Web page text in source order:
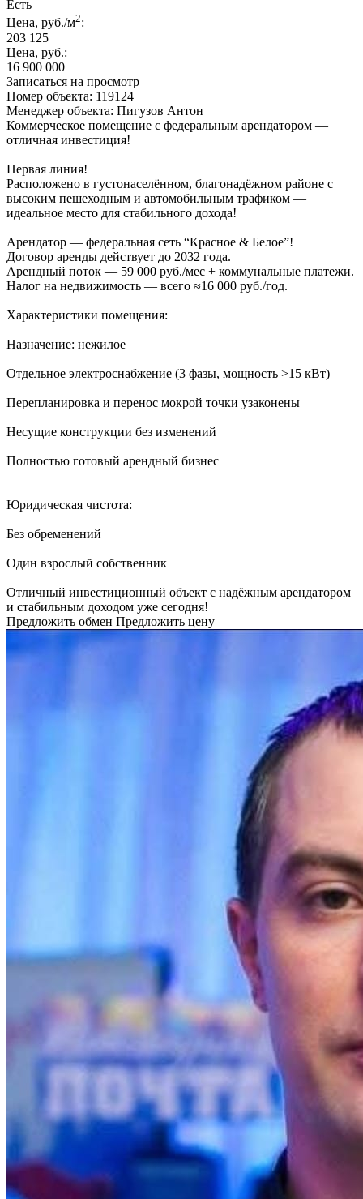
Есть
Цена, руб./м2:
203 125
Цена, руб.:
16 900 000
Записаться на просмотр
Номер объекта: 119124
Менеджер объекта: Пигузов Антон
Коммерческое помещение с федеральным арендатором —
отличная инвестиция!
Первая линия!
Расположено в густонаселённом, благонадёжном районе с
высоким пешеходным и автомобильным трафиком —
идеальное место для стабильного дохода!
Арендатор — федеральная сеть “Красное & Белое”!
Договор аренды действует до 2032 года.
Арендный поток — 59 000 руб./мес + коммунальные платежи.
Налог на недвижимость — всего ≈16 000 руб./год.
Характеристики помещения:
Назначение: нежилое
Отдельное электроснабжение (3 фазы, мощность >15 кВт)
Перепланировка и перенос мокрой точки узаконены
Несущие конструкции без изменений
Полностью готовый арендный бизнес
Юридическая чистота:
Без обременений
Один взрослый собственник
Отличный инвестиционный объект с надёжным арендатором
и стабильным доходом уже сегодня!
Предложить обмен Предложить цену